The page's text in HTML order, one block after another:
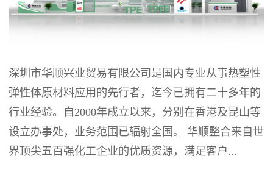
深圳市华顺兴业贸易有限公司是国内专业从事热塑性
弹性体原材料应用的先行者，迄今已拥有二十多年的
行业经验。自2000年成立以来，分别在香港及昆山等
设立办事处，业务范围已辐射全国。 华顺整合来自世
界顶尖五百强化工企业的优质资源，满足客户...